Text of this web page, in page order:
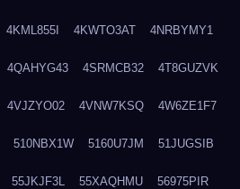
4KML855I 4KWTO3AT 4NRBYMY1
4QAHYG43 4SRMCB32 4T8GUZVK
4VJZYO02 4VNW7KSQ 4W6ZE1F7
510NBX1W 5160U7JM 51JUGSIB
55JKJF3L 55XAQHMU 56975PIR